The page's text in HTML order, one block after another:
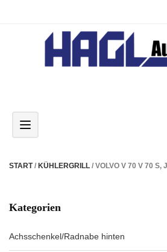
Toggle navigation
START/ KÜHLERGRILL / VOLVO V 70 V 70 S,
Kategorien
Achsschenkel/Radnabe hinten